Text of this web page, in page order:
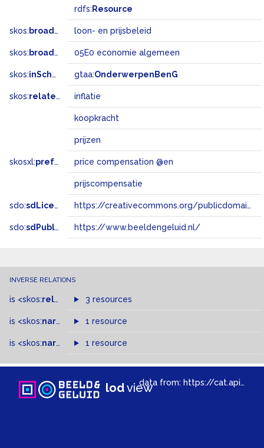
rdfs: Resource
skos: broader loon- en prijsbeleid
skos: broadMatch 05E0 economie algemeen
skos:inScheme gtaa:OnderwerpenBenG
skos:related inflatie
koopkracht
prijzen
skosxl:prefLabel price compensation @en
prijscompensatie
sdo:sdLicense https://creativecommons.org/publicdomain/zero/1.0/
sdo:sdPublisher https://www.beeldengeluid.nl/
INVERSE RELATIONS
is <skos:related > of3 resources
is <skos:narrowMatch >of
1 resource
is <skos:narrower >of
1 resource
lodviewdata from: https://cat.apis.beeldengeluid.nl/sparql